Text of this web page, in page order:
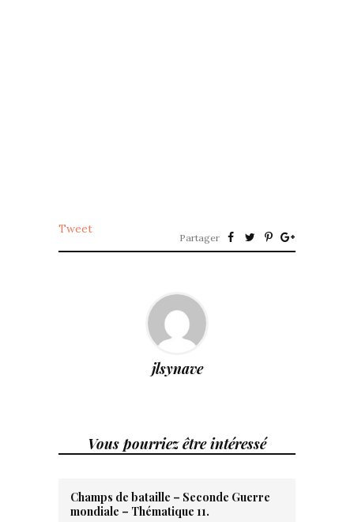
Tweet
Partager
jlsynave
Vous pourriez être intéressé
Champs de bataille – Seconde Guerre
mondiale – Thématique 11.